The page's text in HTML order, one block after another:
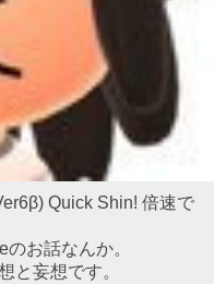
Quick Shin! 倍速で
お話なんか。
と妄想です。